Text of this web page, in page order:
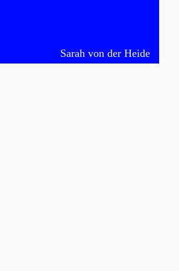
Sarah von der Heide